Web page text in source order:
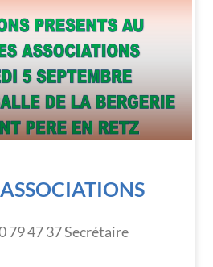
79 47 37 Secrétaire